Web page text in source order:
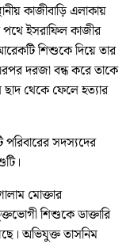
কাজীবাড়ি এলাকায়
পথে ইসরাফিল কাজীর
শিশুকে দিয়ে তার
দরজা বন্ধ করে তাকে
থেকে ফেলে হত্যার
পরিবারের সদস্যদের
মোক্তার
শিশুকে ডাক্তারি
অভিযুক্ত তাসনিম